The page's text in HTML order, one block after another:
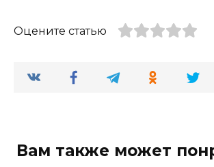
Оцените статью
Вам также может